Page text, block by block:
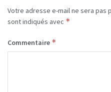
Votre adresse e-mail ne sera pas
sont indiqués avec *
Commentaire *